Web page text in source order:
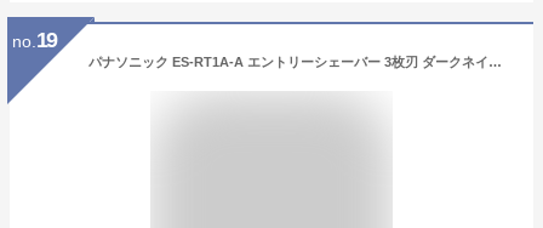
no. 19
パナソニック ES-RT1A-A エントリーシェーバー 3枚刃 ダークネイビー